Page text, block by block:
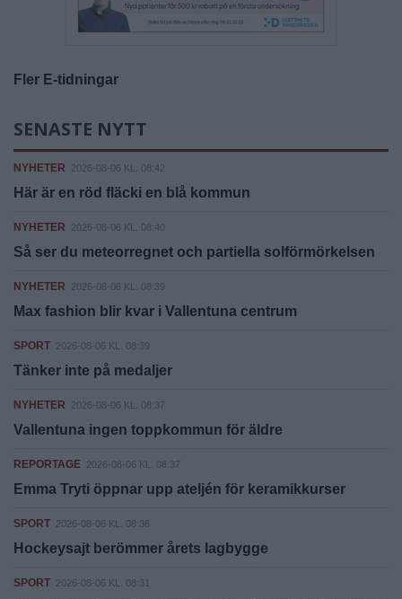
Fler E-tidningar
SENASTE NYTT
NYHETER 2026-08-06 KL. 08:42
Här är en röd fläcki en blå kommun
NYHETER 2026-08-06 KL. 08:40
Så ser du meteorregnet och partiella solförmörkelsen
NYHETER 2026-08-06 KL. 08:39
Max fashion blir kvar i Vallentuna centrum
SPORT 2026-08-06 KL. 08:39
Tänker inte på medaljer
NYHETER 2026-08-06 KL. 08:37
Vallentuna ingen toppkommun för äldre
REPORTAGE 2026-08-06 KL. 08:37
Emma Tryti öppnar upp ateljén för keramikkurser
SPORT 2026-08-06 KL. 08:36
Hockeysajt berömmer årets lagbygge
SPORT 2026-08-06 KL. 08:31